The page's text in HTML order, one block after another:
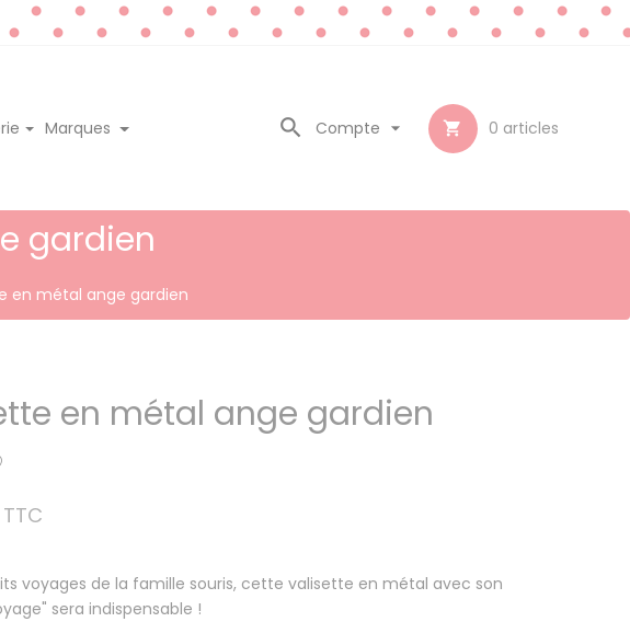
Marques  0 articles
Compte 

gardien
en métal ange gardien
en métal ange gardien
TTC
voyages de la famille souris, cette valisette en métal avec son
sera indispensable !